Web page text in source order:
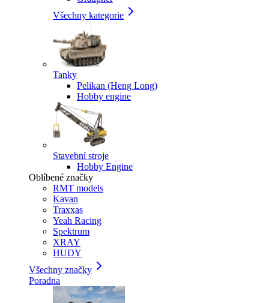
Všechny kategorie
Tanky
Pelikan (Heng Long)
Hobby engine
Stavební stroje
Hobby Engine
Oblíbené značky
RMT models
Kavan
Traxxas
Yeah Racing
Spektrum
XRAY
HUDY
Všechny značky
Poradna